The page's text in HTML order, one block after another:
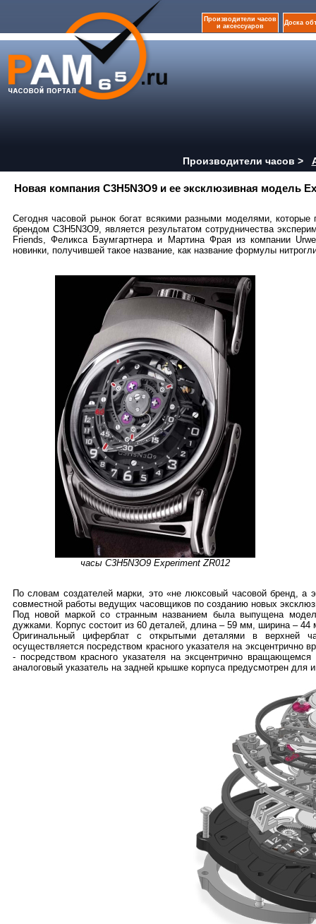
Производители часов
и аксессуаров
Доска
Производители часов >
Новая компания C3H5N3O9 и ее эксклюзивная модель
Сегодня часовой рынок богат всякими разными моделями,
брендом C3H5N3O9, является результатом сотрудничества
Friends, Феликса Баумгартнера и Мартина Фрая из компании
новинки, получившей такое название, как название формулы
часы C3H5N3O9 Experiment ZR012
По словам создателей марки, это «не люксовый часовой бренд, а
совместной работы ведущих часовщиков по созданию новых
Под новой маркой со странным названием была выпущена
дужками. Корпус состоит из 60 деталей, длина – 59 мм, ширина –
Оригинальный циферблат с открытыми деталями в верхней
осуществляется посредством красного указателя на
- посредством красного указателя на эксцентрично
аналоговый указатель на задней крышке корпуса предусмотрен для